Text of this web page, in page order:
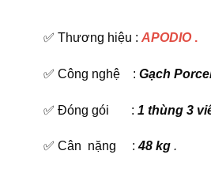
✅ Thương hiệu : APODIO.
✅ Công nghệ : Gạch
✅ Đóng gói : 1 thùng 3
✅ Cân nặng :48 kg .